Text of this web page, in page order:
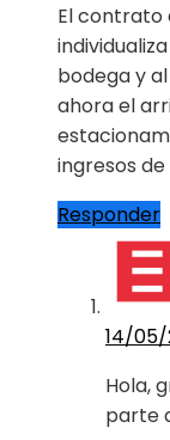
El contrato
bodega y
ahora el
ingresos
Responder
14/05/
Hola,
parte